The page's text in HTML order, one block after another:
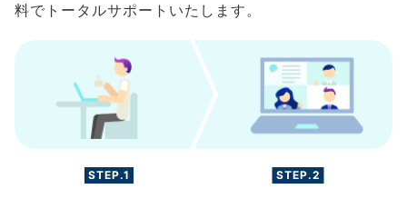
料でトータルサポートいたします。
STEP.1 STEP.2